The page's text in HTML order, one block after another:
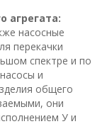
агрегата:
насосные
перекачки
спектре и по
и
общего
они
У и